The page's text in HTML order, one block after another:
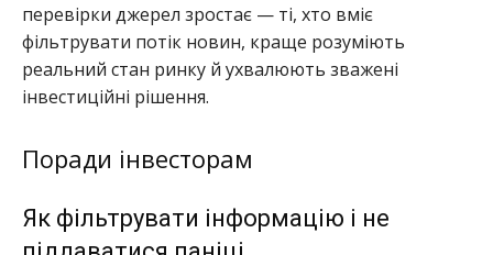
перевірки джерел зростає — ті, хто вміє
фільтрувати потік новин, краще розуміють
реальний стан ринку й ухвалюють зважені
інвестиційні рішення.
Поради інвесторам
Як фільтрувати інформацію і не